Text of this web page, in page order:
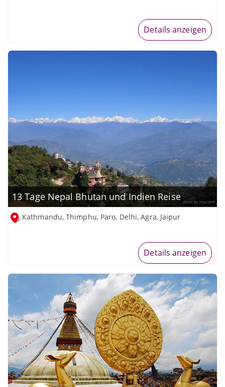
Details anzeigen
13 Tage Nepal Bhutan und Indien Reise
Kathmandu, Thimphu, Paro, Delhi, Agra, Jaipur
Details anzeigen